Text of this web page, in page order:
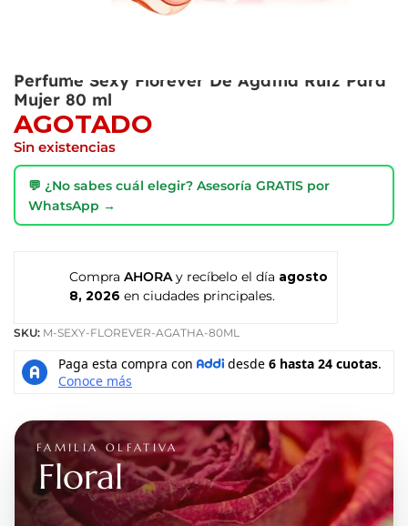
Perfume Sexy Florever De Agatha Ruiz Para
Mujer 80 ml
AGOTADO
Sin existencias
💬 ¿No sabes cuál elegir? Asesoría GRATIS por
WhatsApp →
Compra AHORA y recíbelo el día agosto
8, 2026 en ciudades principales.
SKU: M-SEXY-FLOREVER-AGATHA-80ML
FAMILIA OLFATIVA
Floral